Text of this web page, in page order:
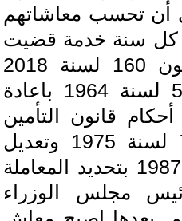
علي أن تحسب معاشاتهم
سنة خدمة قضيت
في الوظيفة . سبق ان صدر القانون 160 لسنة 2018
بتعديل بعض أحكام القانون رقم 54 لسنة 1964 باعادة
قانون التأمين
الاجتماعي الصادر بالقانون رقم 79 لسنة 1975 وتعديل
بعض أحكام القانون رقم 100 لسنة 1987 بتحديد المعاملة
مجلس الوزراء